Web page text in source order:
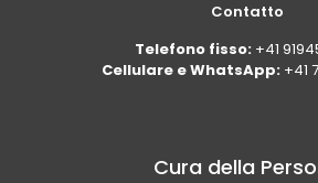
Contatto
Telefono fisso: +41
Cellulare e WhatsApp: +41
Cura della